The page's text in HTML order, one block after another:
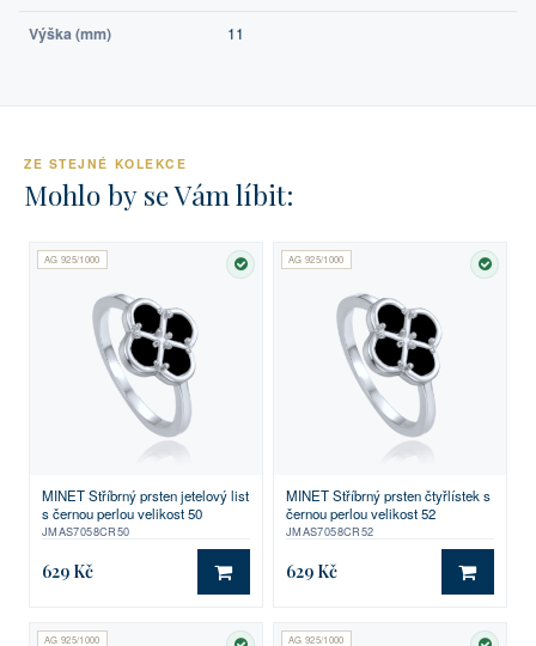
Výška (mm) 11
ZE STEJNÉ KOLEKCE
Mohlo by se Vám líbit:
AG 925/1000
SKLADEM
MINET Stříbrný prsten jetelový list
s černou perlou velikost 50
JMAS7058CR50
629 Kč DO KOŠÍKU
AG 925/1000
MINET Stříbrný prsten čtyřlístek s
černou perlou velikost 52
JMAS7058CR52
629 Kč DO
AG 925/1000 AG 925/1000